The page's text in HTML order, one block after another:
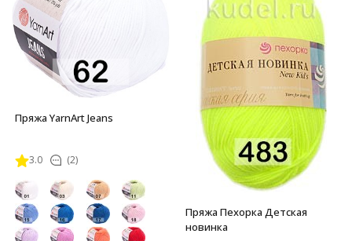
Пряжа YarnArt Jeans
3.0 (2)
Пряжа Пехорка Детская
новинка